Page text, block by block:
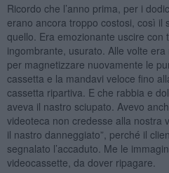
Ricordo che l’anno prima, per i
erano ancora troppo costosi, così il
quello. Era emozionante uscire con
ingombrante, usurato. Alle volte
per magnetizzare nuovamente le
cassetta e la mandavi veloce fino
cassetta ripartiva. E che rabbia e
aveva il nastro sciupato. Avevo
videoteca non credesse alla nostra
il nastro danneggiato”, perché il
segnalato l’accaduto. Me le
videocassette, da dover ripagare.